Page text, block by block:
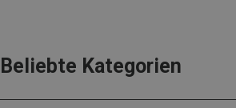
Beliebte Kategorien